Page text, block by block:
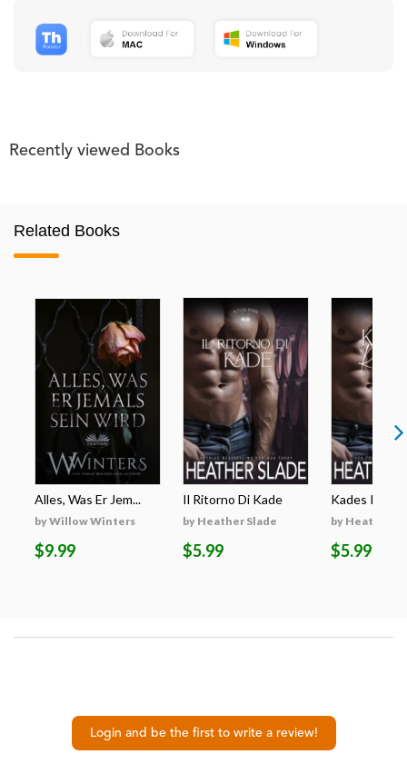
Recently viewed Books
Related Books
Alles, Was Er Jem...
by Willow Winters
$9.99
Il Ritorno Di Kade
by Heather Slade
$5.99
Kades
by Heather
$5.99
Login and be the first to write a review!